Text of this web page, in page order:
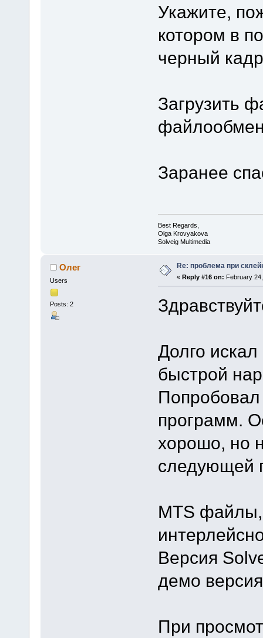
Укажите,
котором в
черный
Загрузить
Заранее
Best Regards,
Olga Krovyakova
Solveig Multimedia
Олег
Users
Posts: 2
Re: проблема при
« Reply #16 on: February
Долго
быстрой
программ.
хорошо, но
следующей
MTS
Версия
демо
При